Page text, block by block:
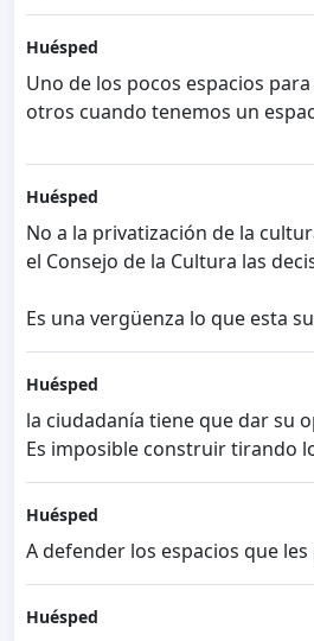
Huésped
Uno de los pocos espacios
otros cuando tenemos un
Huésped
No a la privatización de la
el Consejo de la Cultura las
Es una vergüenza lo que esta
Huésped
la ciudadanía tiene que dar su
Es imposible construir tirando
Huésped
A defender los espacios que
Huésped